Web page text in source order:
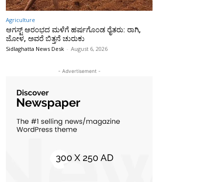
Agriculture
ಆಗಸ್ಟ್ ಆರಂಭದ ಮಳೆಗೆ ಹರ್ಷಗೊಂಡ ರೈತರು: ರಾಗಿ,
ಜೋಳ, ಅವರೆ ಬಿತ್ತನೆ ಚುರುಕು
Sidlaghatta News Desk - August 6, 2026
- Advertisement -